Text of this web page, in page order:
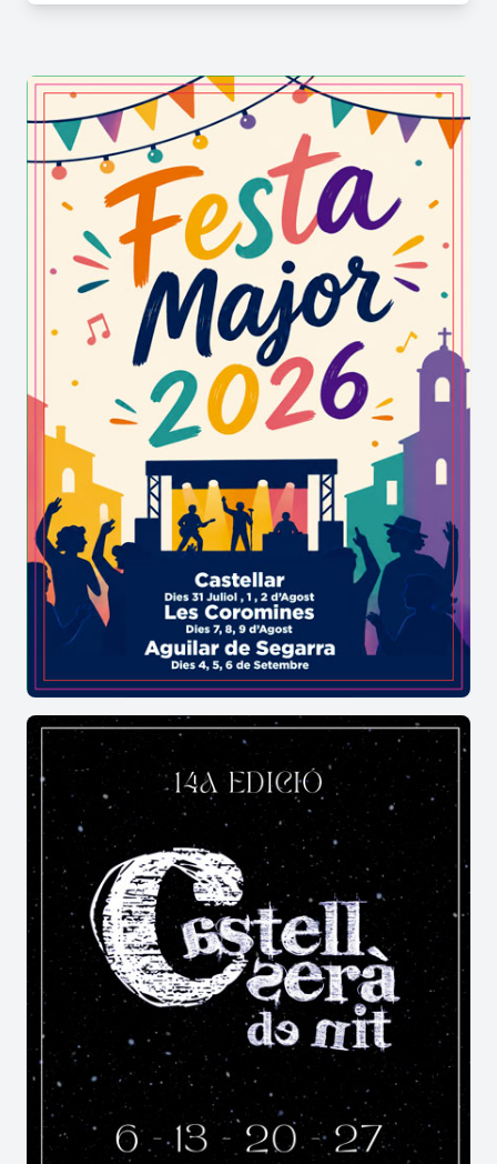
polarització i accés desigual al coneixement i la
fronteres, tot fomentant el diàleg, l'enteniment,
la inclusió i la pau dins i entre les comunitats de
tot el món.
El tema Museus unint un món dividit destaca el
potencial dels museus per actuar com a ponts
entre les divisions culturals, socials i
geopolítiques, fomentant el diàleg, l'entesa i la
pau dins i entre les comunitats de tot el món. Els
museus no esborren les diferències, sinó que
creen les condicions perquè aquestes es
comprenguin i es tractin amb respecte:
salvaguardant el patrimoni i la memòria, oferint
aprenentatge i reflexió, i proporcionant espais
acollidors on es poden escoltar veus diverses.
Oberts i accessibles, els museus fomenten la
diversitat i la sostenibilitat.
A través del Dia Internacional dels Museus,
l'ICOM recolza des del 2020 els Objectius de
Desenvolupament Sostenible (ODS) de les
Nacions Unides i promou anualment un conjunt
d'objectius. El tema d'aquest any s'alinea amb els
tres objectius següents:
• ODS 10: Reduir les desigualtats: Reduir la
desigualtat dins dels països i entre ells
• ODS 16: Pau, justícia i institucions sòlides:
Promoure societats justes, pacífiques i inclusives
• ODS 17: Aliances per assolir els objectius:
Revitalitzar l'aliança mundial per al
desenvolupament sostenible
Activitats programades:
Dissabte 16 de maig a les 22h
Nit de performance amb Laura Llaneli